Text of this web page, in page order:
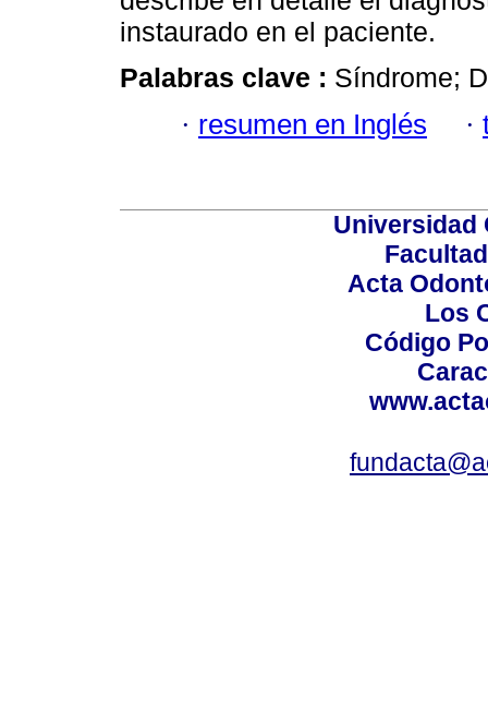
instaurado en el paciente.
Palabras clave : Síndrome;
· resumen en Inglés ·
Universidad
Acta
Los
Código